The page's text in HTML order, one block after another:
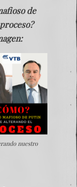
de
nuestro